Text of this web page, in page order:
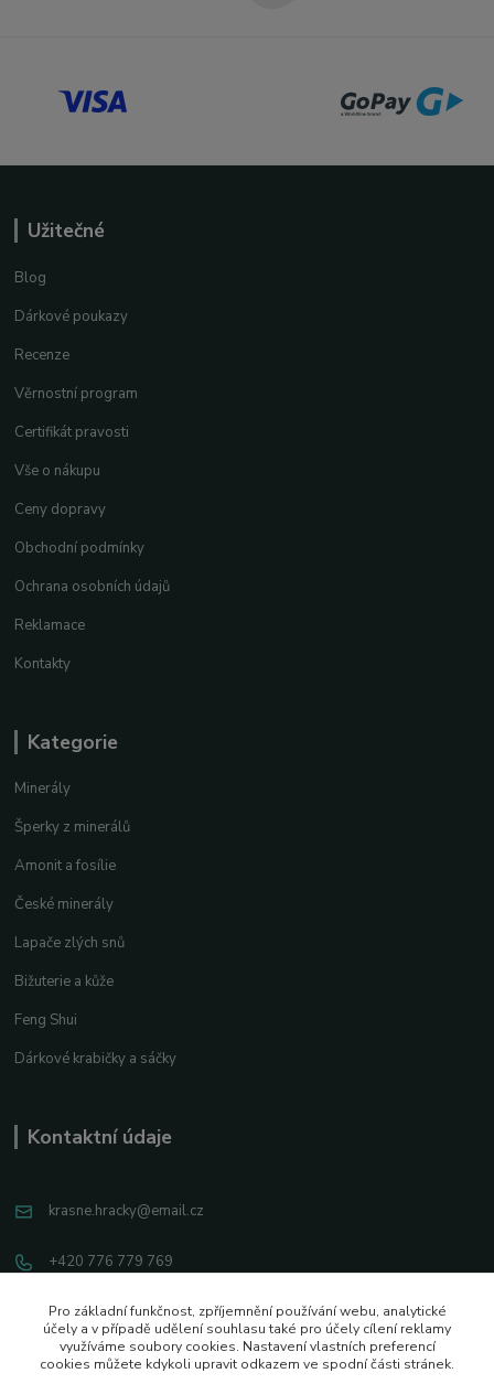
Užitečné
Blog
Dárkové poukazy
Recenze
Věrnostní program
Certifikát pravosti
Vše o nákupu
Ceny dopravy
Obchodní podmínky
Ochrana osobních údajů
Reklamace
Kontakty
Kategorie
Minerály
Šperky z minerálů
Amonit a fosílie
České minerály
Lapače zlých snů
Bižuterie a kůže
Feng Shui
Dárkové krabičky a sáčky
Kontaktní údaje
krasne.hracky@email.cz
+420 776 779 769
Facebook
Instagram
Pro základní funkčnost, zpříjemnění používání webu, analytické
účely a v případě udělení souhlasu také pro účely cílení reklamy
využíváme soubory cookies. Nastavení vlastních preferencí
cookies můžete kdykoli upravit odkazem ve spodní části stránek.